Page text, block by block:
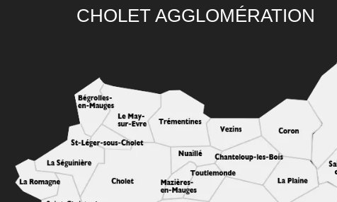
CHOLET AGGLOMÉRATION